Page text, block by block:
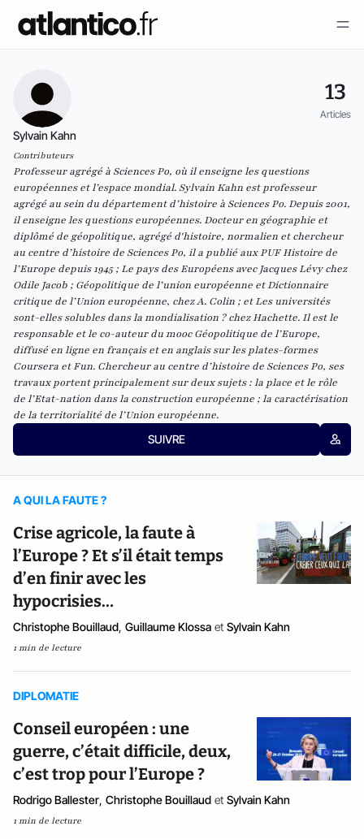
13
Articles
Sylvain Kahn
Contributeurs
Professeur agrégé à Sciences Po, où il enseigne les questions
européennes et l’espace mondial. Sylvain Kahn est professeur
agrégé au sein du département d’histoire à Sciences Po. Depuis 2001,
il enseigne les questions européennes. Docteur en géographie et
diplômé de géopolitique, agrégé d'histoire, normalien et chercheur
au centre d’histoire de Sciences Po, il a publié aux PUF Histoire de
l’Europe depuis 1945 ; Le pays des Européens avec Jacques Lévy chez
Odile Jacob ; Géopolitique de l’union européenne et Dictionnaire
critique de l’Union européenne, chez A. Colin ; et Les universités
sont-elles solubles dans la mondialisation ? chez Hachette. Il est le
responsable et le co-auteur du mooc Géopolitique de l’Europe,
diffusé en ligne en français et en anglais sur les plates-formes
Coursera et Fun. Chercheur au centre d’histoire de Sciences Po, ses
travaux portent principalement sur deux sujets : la place et le rôle
de l’Etat-nation dans la construction européenne ; la caractérisation
de la territorialité de l’Union européenne.
SUIVRE
A QUI LA FAUTE ?
Crise agricole, la faute à
l’Europe ? Et s’il était temps
d’en finir avec les
hypocrisies…
Christophe Bouillaud, Guillaume Klossa et Sylvain Kahn
1 min de lecture
DIPLOMATIE
Conseil européen : une
guerre, c’était difficile, deux,
c’est trop pour l’Europe ?
Rodrigo Ballester, Christophe Bouillaud et Sylvain Kahn
1 min de lecture